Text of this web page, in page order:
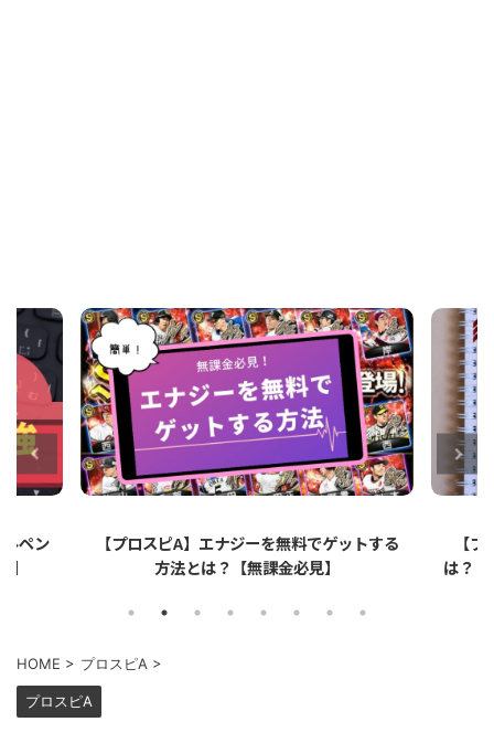
する
【プロスピA】ペーパーライクフィルムと
は？リアタイでのメリット・デメリットを解
【
HOME > プロスピA